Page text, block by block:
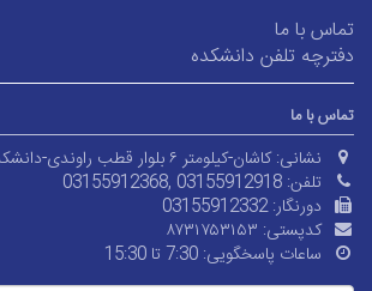
تماس با ما
دفترچه تلفن دانشکده
تماس با ما
نشانی: کاشان-کیلومتر ۶ بلوار قطب راوندی-دانشکده علوم ریاضی
تلفن: 03155912368, 03155912918
دورنگار:03155912332
کدپستی: ۸۷۳۱۷۵۳۱۵۳
ساعات پاسخگویی: 7:30 تا 15:30